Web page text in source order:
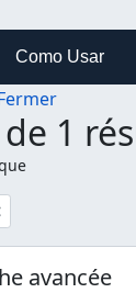
Como Usar
1
avancée